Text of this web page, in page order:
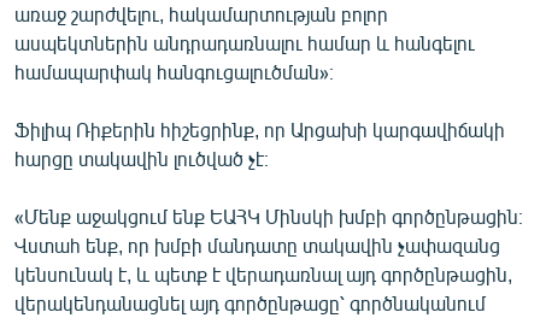
առաջ շարժվելու, հակամարտության բոլոր
ասպեկտներին անդրադառնալու համար և հանգելու
համապարփակ հանգուցալուծման»։
Ֆիլիպ Ռիքերին հիշեցրինք, որ Արցախի կարգավիճակի
հարցը տակավին լուծված չէ։
«Մենք աջակցում ենք ԵԱՀԿ Մինսկի խմբի գործընթացին։
Վստահ ենք, որ խմբի մանդատը տակավին չափազանց
կենսունակ է, և պետք է վերադառնալ այդ գործընթացին,
վերակենդանացնել այդ գործընթացը՝ գործնականում